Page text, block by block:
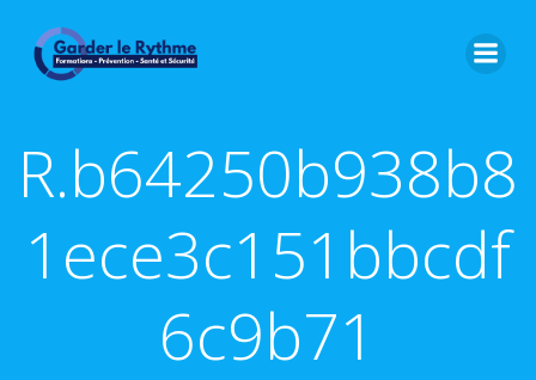
R.b64250b938b8
1ece3c151bbcdf
6c9b71